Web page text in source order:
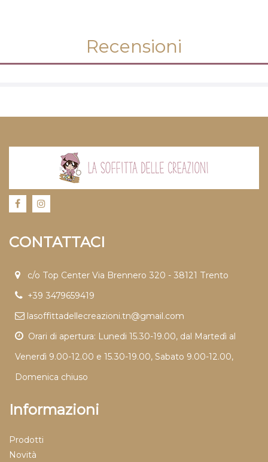
Recensioni
CONTATTACI
c/o Top Center Via Brennero 320 - 38121 Trento
+39 3479659419
lasoffittadellecreazioni.tn@gmail.com
Orari di apertura: Lunedi 15.30-19.00, dal Martedì al
Venerdì 9.00-12.00 e 15.30-19.00, Sabato 9.00-12.00,
Domenica chiuso
Informazioni
Prodotti
Novità